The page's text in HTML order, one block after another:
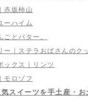
赤坂柿山
ーハイム
ごとバター。
ー｜ステラおばさんのク
ックス｜リンツ
モロゾフ
スイーツを手土産・